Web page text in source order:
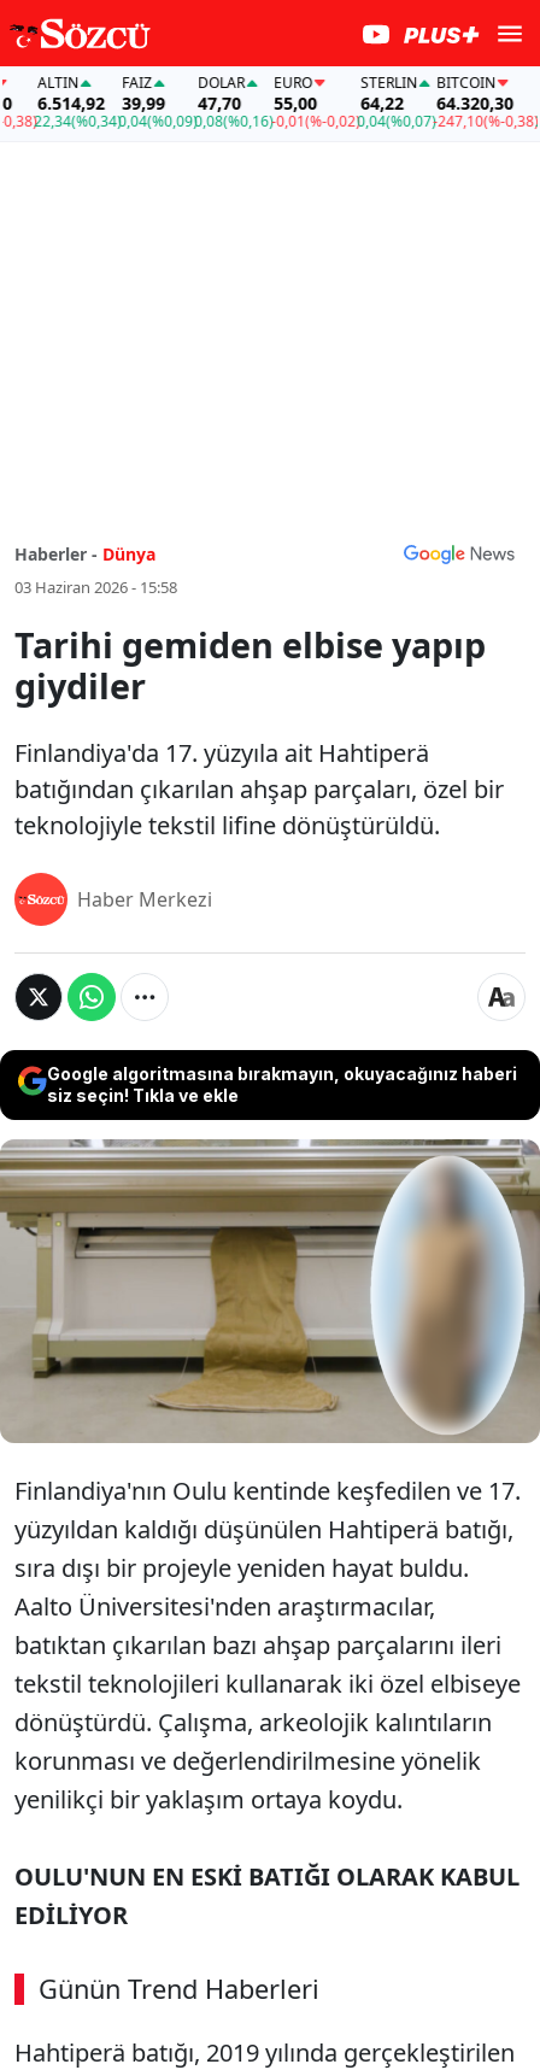
ALTIN
6.514,92
22,34(%0,34)
FAİZ
39,99
0,04(%0,09)
DOLAR
47,70
0,08(%0,16)
EURO
55,00
-0,01(%-0,02)
STERLIN
64,22
0,04(%0,07)
BITCOIN
64.320,30
-247,10(%-0,38)
Haberler - Dünya
03 Haziran 2026 - 15:58
Tarihi gemiden elbise yapıp
giydiler
Finlandiya'da 17. yüzyıla ait Hahtiperä
batığından çıkarılan ahşap parçaları, özel bir
teknolojiyle tekstil lifine dönüştürüldü.
Haber Merkezi
Google algoritmasına bırakmayın, okuyacağınız haberi
siz seçin! Tıkla ve ekle
Finlandiya'da 17. yüzyıla ait Hahtiperä
batığından çıkarılan ahşap parçaları,
özel bir teknolojiyle tekstil lifine
dönüştürüldü.
Finlandiya'nın Oulu kentinde keşfedilen ve 17.
yüzyıldan kaldığı düşünülen Hahtiperä batığı,
sıra dışı bir projeyle yeniden hayat buldu.
Aalto Üniversitesi'nden araştırmacılar,
batıktan çıkarılan bazı ahşap parçalarını ileri
tekstil teknolojileri kullanarak iki özel elbiseye
dönüştürdü. Çalışma, arkeolojik kalıntıların
korunması ve değerlendirilmesine yönelik
yenilikçi bir yaklaşım ortaya koydu.
OULU'NUN EN ESKİ BATIĞI OLARAK KABUL
EDİLİYOR
Günün Trend Haberleri
00:02 / 09:08
Sesi Aç
Hahtiperä batığı, 2019 yılında gerçekleştirilen